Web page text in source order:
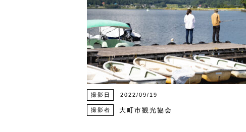
撮影日 2022/09/19
撮影者 大町市観光協会